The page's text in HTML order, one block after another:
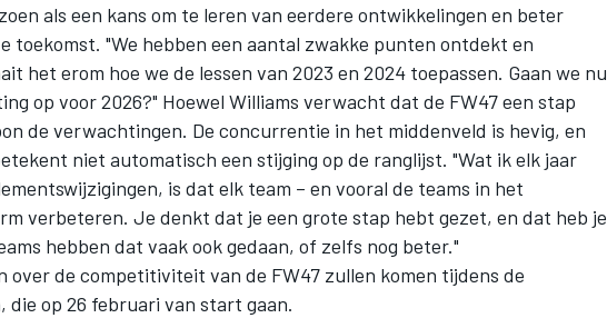
als een kans om te leren van eerdere ontwikkelingen en beter
toekomst. "We hebben een aantal zwakke punten ontdekt en
het erom hoe we de lessen van 2023 en 2024 toepassen. Gaan we nu
op voor 2026?" Hoewel Williams verwacht dat de FW47 een stap
de verwachtingen. De concurrentie in het middenveld is hevig, en
niet automatisch een stijging op de ranglijst. "Wat ik elk jaar
is dat elk team – en vooral de teams in het
verbeteren. Je denkt dat je een grote stap hebt gezet, en dat heb je
hebben dat vaak ook gedaan, of zelfs nog beter."
over de competitiviteit van de FW47 zullen komen tijdens de
op 26 februari van start gaan.